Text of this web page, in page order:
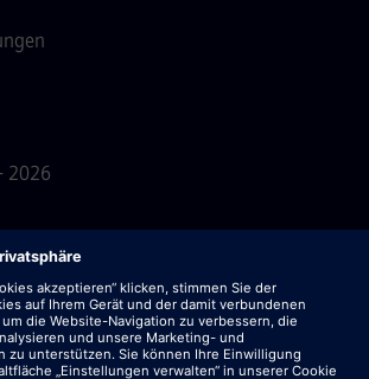
2026
Für alle Bewerber: Bitte beachte,
Zeitpunkt – weder vor noch
dem Bewerbungsprozess – Gebühren
keine Bankdaten oder persönlichen